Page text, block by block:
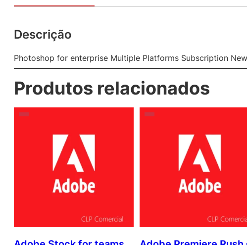
Descrição
Photoshop for enterprise Multiple Platforms Subscription
Produtos relacionados